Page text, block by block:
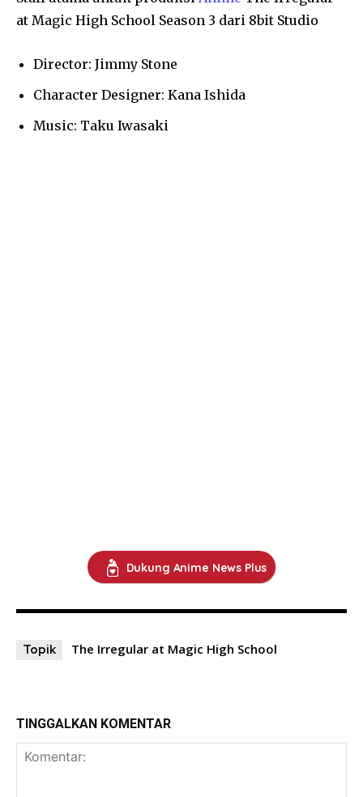
at Magic High School Season 3 dari 8bit Studio
Director: Jimmy Stone
Character Designer: Kana Ishida
Music: Taku Iwasaki
Dukung Anime News Plus
Topik The Irregular at Magic High School
TINGGALKAN KOMENTAR